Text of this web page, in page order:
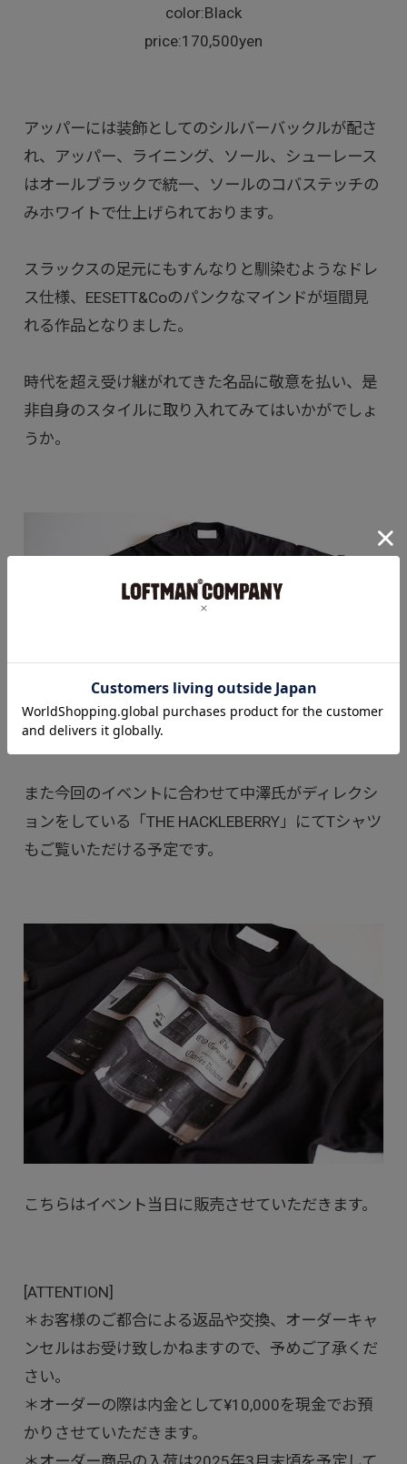
color:Black
price:170,500yen
アッパーには装飾としてのシルバーバックルが配さ
れ、アッパー、ライニング、ソール、シューレース
はオールブラックで統一、ソールのコバステッチの
みホワイトで仕上げられております。
スラックスの足元にもすんなりと馴染むようなドレ
ス仕様、EESETT&Coのパンクなマインドが垣間見
れる作品となりました。
時代を超え受け継がれてきた名品に敬意を払い、是
非自身のスタイルに取り入れてみてはいかがでしょ
うか。
また今回のイベントに合わせて中澤氏がディレクシ
ョンをしている「THE HACKLEBERRY」にてTシャツ
もご覧いただける予定です。
こちらはイベント当日に販売させていただきます。
[ATTENTION]
＊お客様のご都合による返品や交換、オーダーキャ
ンセルはお受け致しかねますので、予めご了承くだ
さい。
＊オーダーの際は内金として¥10,000を現金でお預
かりさせていただきます。